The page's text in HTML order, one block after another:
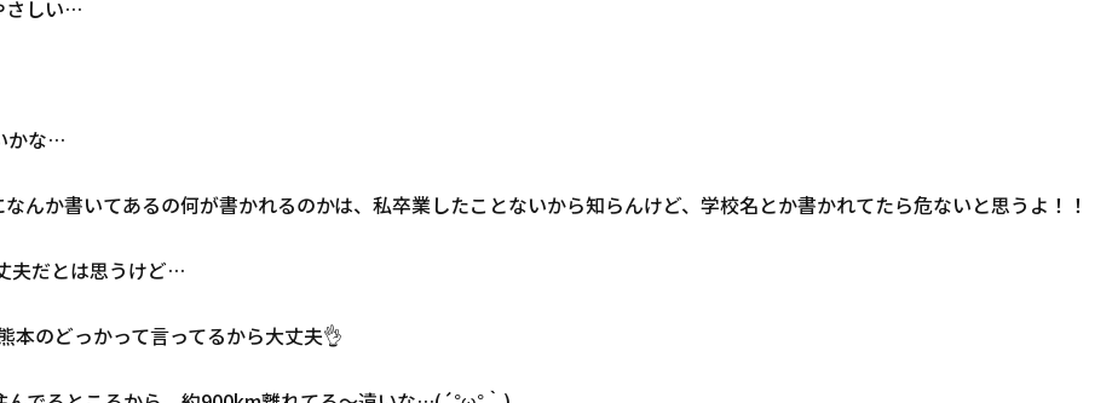
さしい…
かな…
んか書いてあるの何が書かれるのかは、私卒業したことないから知らんけど、学校名とか書かれてたら危ないと思うよ！！
夫だとは思うけど…
本のどっかって言ってるから大丈夫👌